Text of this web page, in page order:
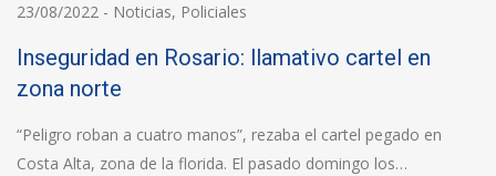
23/08/2022 - Noticias, Policiales
Inseguridad en Rosario: llamativo cartel en
zona norte
“Peligro roban a cuatro manos”, rezaba el cartel pegado en
Costa Alta, zona de la florida. El pasado domingo los…